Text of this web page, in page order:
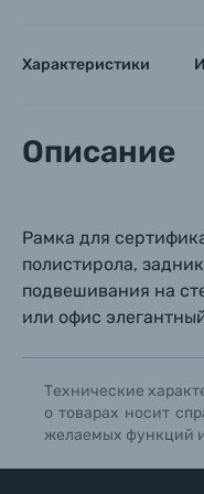
Б/У
Характеристики
Описание
Рамка для
полистирола,
подвешивания на
или офис
Технические
о товарах носит
желаемых функций